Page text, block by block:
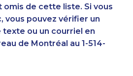
1-833-840-9986
1-647-715-6064
1-289-777-9446
1-416-907-0919
de cette liste. Si vous
vous pouvez vérifier un
texte ou un courriel en
de Montréal au 1-514-